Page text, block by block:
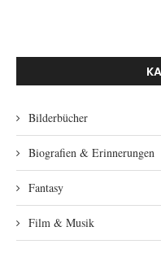
Bilderbücher
Biografien & Erinnerungen
Fantasy
Film & Musik